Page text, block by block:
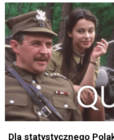
Dla statystycznego